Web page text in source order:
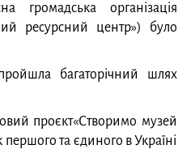
громадська організація
ресурсний центр») було
багаторічний шлях
проєкт«Створимо музей
та єдиного в Україні